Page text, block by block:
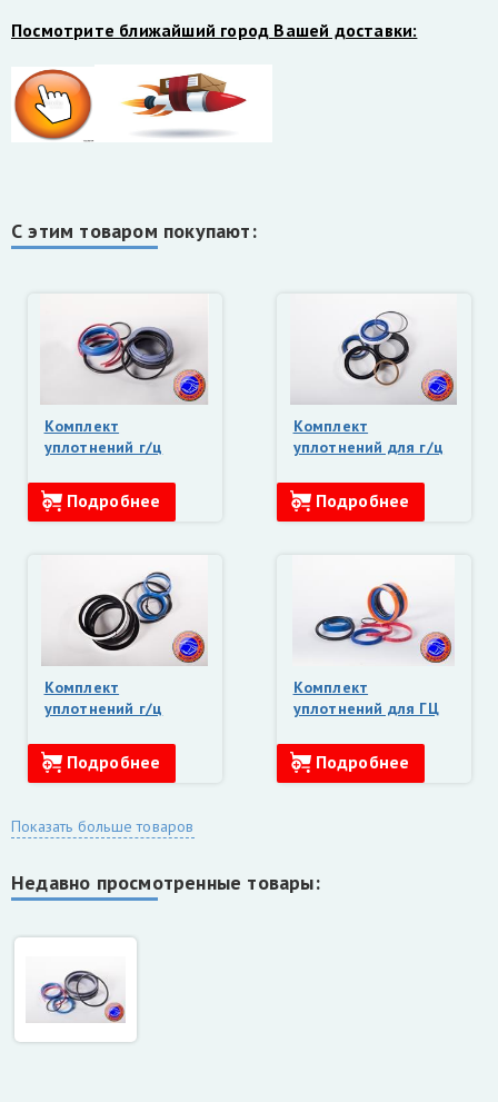
Посмотрите ближайший город Вашей доставки:
С этим товаром покупают:
Комплект
уплотнений г/ц
100х63 ВЕЛМАШ
Подробнее
Комплект
уплотнений для г/ц
ВЕЛМАШ
Подробнее
Комплект
уплотнений г/ц
145х80 ВЕЛМАШ
Подробнее
Комплект
уплотнений для ГЦ
Подробнее
Показать больше товаров
Недавно просмотренные товары: